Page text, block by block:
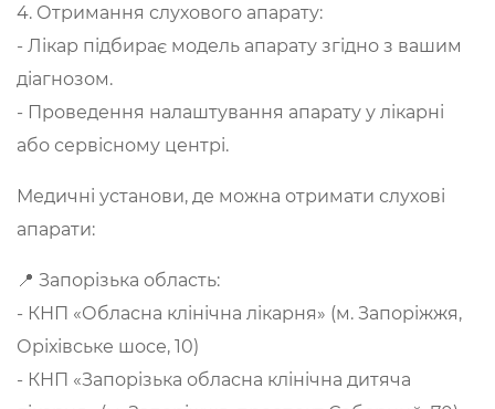
4. Отримання слухового апарату:
- Лікар підбирає модель апарату згідно з вашим
діагнозом.
- Проведення налаштування апарату у лікарні
або сервісному центрі.
Медичні установи, де можна отримати слухові
апарати:
📍 Запорізька область:
- КНП «Обласна клінічна лікарня» (м. Запоріжжя,
Оріхівське шосе, 10)
- КНП «Запорізька обласна клінічна дитяча